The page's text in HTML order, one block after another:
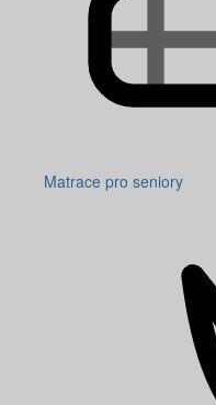
Matrace pro seniory